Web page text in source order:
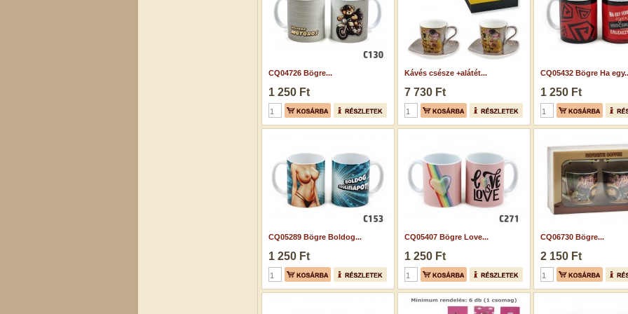
CQ04726 Bögre...
1 250 Ft
Kávés csésze +alátét...
7 730 Ft
CQ05432 Bögre Ha
1 250 Ft
CQ05289 Bögre Boldog...
1 250 Ft
CQ05407 Bögre Love...
1 250 Ft
CQ06730 Bögre...
2 150 Ft